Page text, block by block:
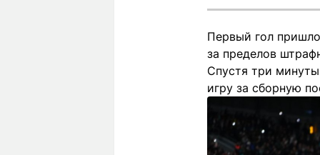
Первый гол
за пределов
Спустя три
игру за сборную